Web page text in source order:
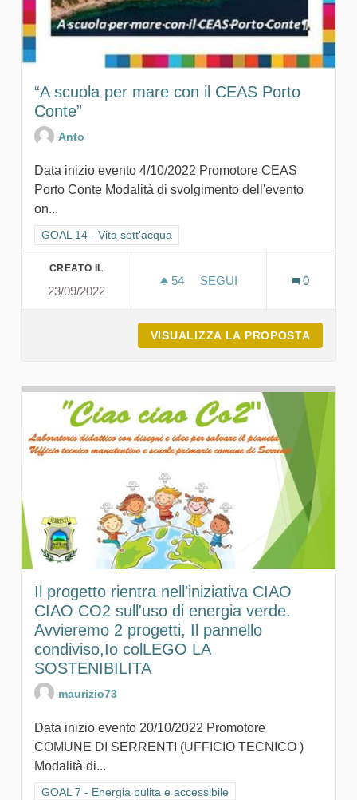
“A scuola per mare con il CEAS Porto
Conte”
Anto
Data inizio evento 4/10/2022 Promotore CEAS
Porto Conte Modalità di svolgimento dell'evento
on...
Filtra i risultati per categoria: GOAL 14 - Vita sott'acqua
GOAL 14 - Vita sott'acqua
CREATO IL
23/09/2022
54 54 SOSTENITORI
SEGUI
0
VISUALIZZA LA PROPOSTA
Il progetto rientra nell'iniziativa CIAO
CIAO CO2 sull'uso di energia verde.
Avvieremo 2 progetti, Il pannello
condiviso,Io colLEGO LA
SOSTENIBILITA
maurizio73
Data inizio evento 20/10/2022 Promotore
COMUNE DI SERRENTI (UFFICIO TECNICO )
Modalità di...
Filtra i risultati per categoria: GOAL 7 - Energia pulita e
GOAL 7 - Energia pulita e accessibile